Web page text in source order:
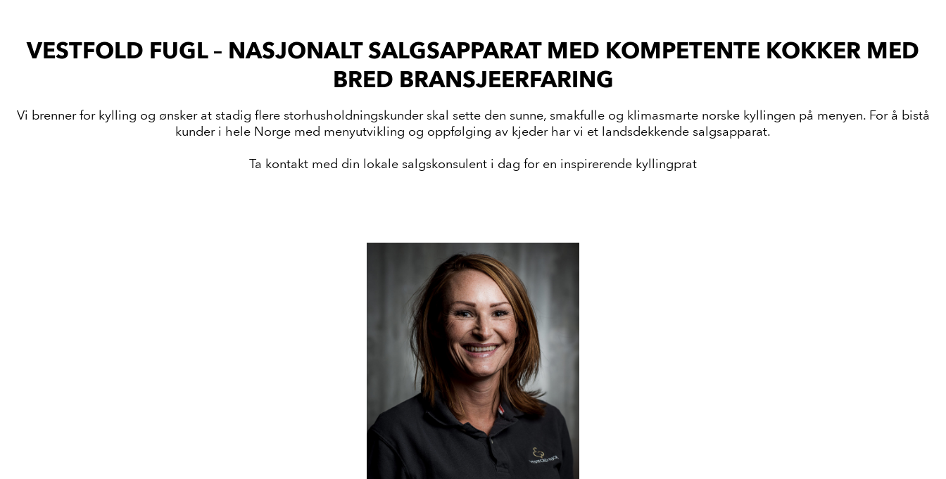
VESTFOLD FUGL – NASJONALT SALGSAPPARAT MED KOMPETENTE KOKKER MED
BRED BRANSJEERFARING
Vi brenner for kylling og ønsker at stadig flere storhusholdningskunder skal sette den sunne, smakfulle og klimasmarte norske kyllingen på menyen. For å bistå
kunder i hele Norge med menyutvikling og oppfølging av kjeder har vi et landsdekkende salgsapparat.
Ta kontakt med din lokale salgskonsulent i dag for en inspirerende kyllingprat